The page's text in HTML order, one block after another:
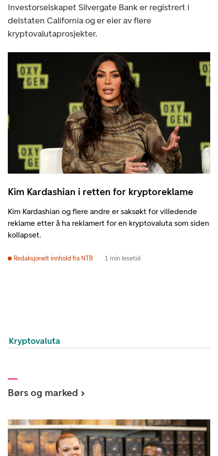
Investorselskapet Silvergate Bank er registrert i
delstaten California og er eier av flere
kryptovalutaprosjekter.
Kim Kardashian i retten for kryptoreklame
Kim Kardashian og flere andre er saksøkt for villedende
reklame etter å ha reklamert for en kryptovaluta som siden
kollapset.
Redaksjonelt innhold fra NTB 1 min lesetid
Kryptovaluta
Børs og marked